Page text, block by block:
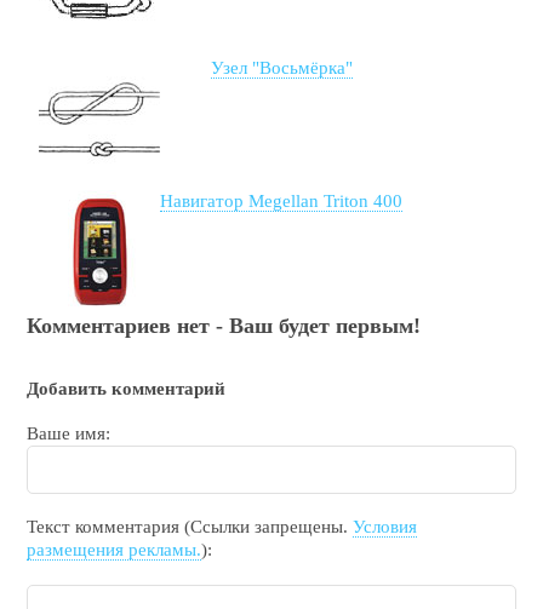
Узел "Восьмёрка"
Навигатор Megellan Triton 400
Комментариев нет - Ваш будет первым!
Добавить комментарий
Ваше имя:
Текст комментария (Ссылки запрещены.Условия
размещения рекламы.):